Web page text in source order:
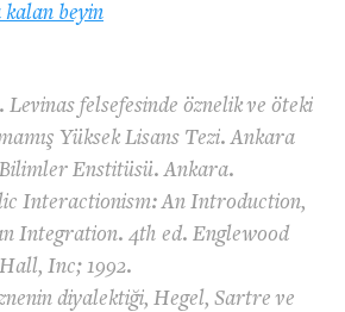
kalan beyin
felsefesinde öznelik ve öteki
Yüksek Lisans Tezi. Ankara
Enstitüsü. Ankara.
Interactionism: An Introduction,
Integration. 4th ed. Englewood
Inc; 1992.
diyalektiği, Hegel, Sartre ve